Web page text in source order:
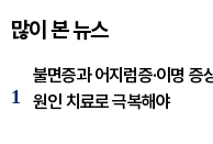
많이 본 뉴스
1
불면증과 어지럼증·이명 증
원인 치료로 극복해야